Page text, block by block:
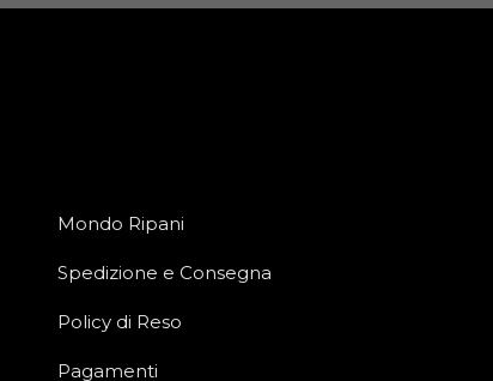
Mondo Ripani
Spedizione e Consegna
Policy di Reso
Pagamenti